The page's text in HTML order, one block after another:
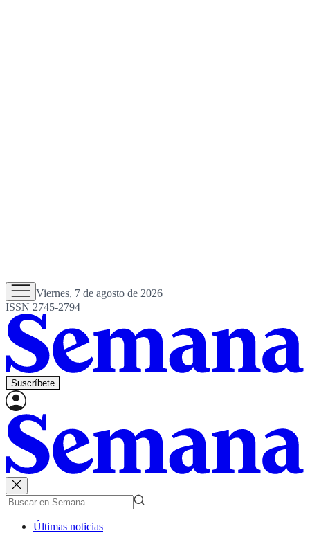
Viernes, 7 de agosto de 2026
ISSN 2745-2794
Suscríbete
Últimas noticias